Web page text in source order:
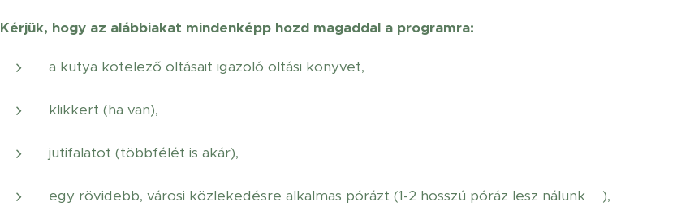
Kérjük, hogy az alábbiakat mindenképp hozd magaddal a programra:
a kutya kötelező oltásait igazoló oltási könyvet,
klikkert (ha van),
jutifalatot (többfélét is akár),
egy rövidebb, városi közlekedésre alkalmas pórázt (1-2 hosszú póráz lesz nálunk😊),